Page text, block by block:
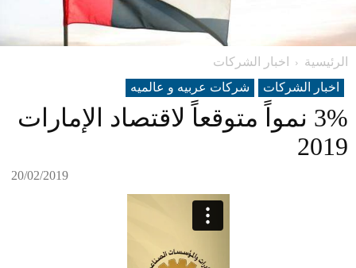
الرئيسية
اخبار الشركات
اخبار الشركات
شرکات عربیه و عالمیه
3% نمواً متوقعاً لاقتصاد الإمارات
2019
20/02/2019